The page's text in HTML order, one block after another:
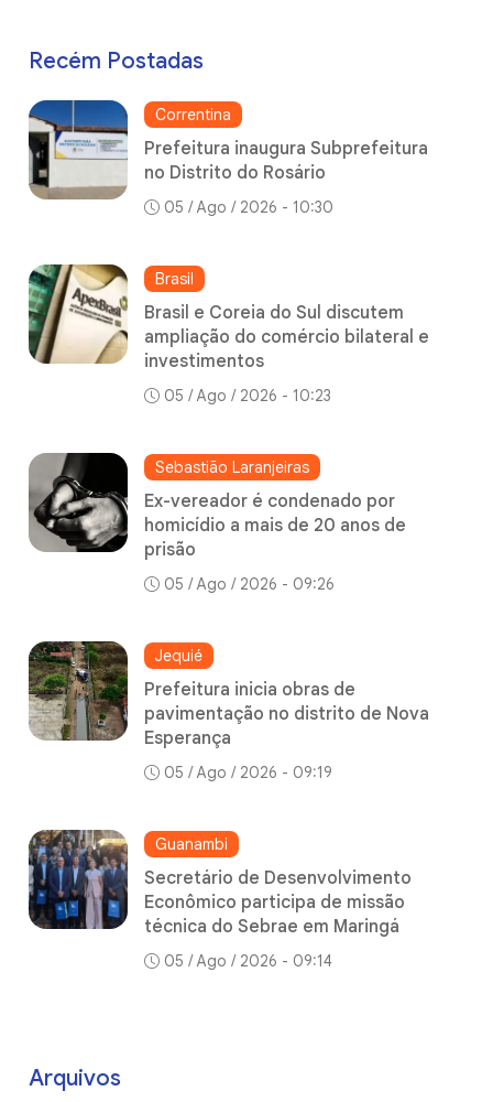
Recém Postadas
Correntina
Prefeitura inaugura Subprefeitura
no Distrito do Rosário
05 / Ago / 2026 - 10:30
Brasil
Brasil e Coreia do Sul discutem
ampliação do comércio bilateral e
investimentos
05 / Ago / 2026 - 10:23
Sebastião Laranjeiras
Ex-vereador é condenado por
homicídio a mais de 20 anos de
prisão
05 / Ago / 2026 - 09:26
Jequié
Prefeitura inicia obras de
pavimentação no distrito de Nova
Esperança
05 / Ago / 2026 - 09:19
Guanambi
Secretário de Desenvolvimento
Econômico participa de missão
técnica do Sebrae em Maringá
05 / Ago / 2026 - 09:14
Arquivos